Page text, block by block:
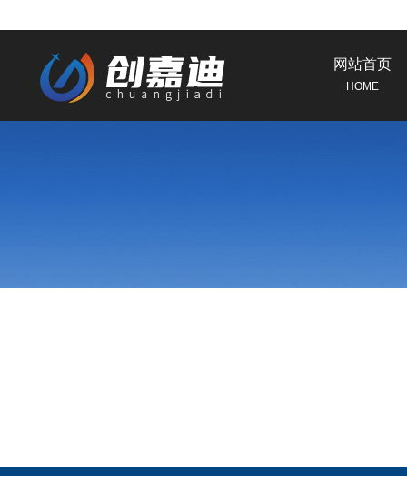
网站首页
HOME